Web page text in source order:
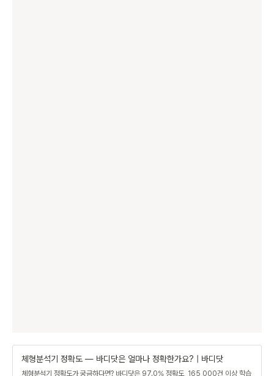
체형분석기 정확도 — 바디닷은 얼마나 정확한가요? | 바디닷
체형분석기 정확도가 궁금하다면? 바디닷은 97.0% 정확도, 165,000건 이상 학습